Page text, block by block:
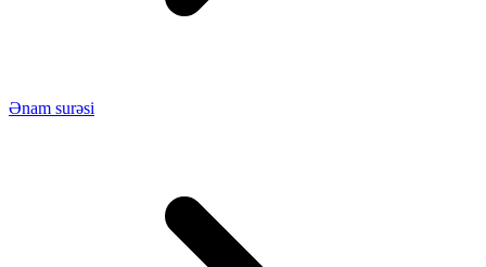
Ənam surəsi